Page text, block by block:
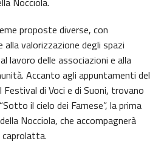
proposte diverse, con
alla valorizzazione degli spazi
lavoro delle associazioni e alla
Accanto agli appuntamenti del
Festival di Voci e di Suoni, trovano
il cielo dei Farnese”, la prima
Nocciola, che accompagnerà
caprolatta.